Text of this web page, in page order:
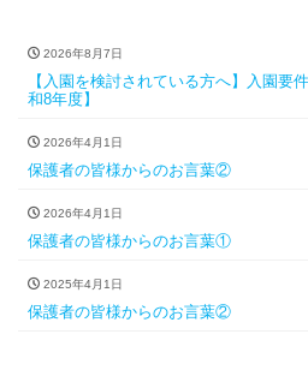
2026年8月7日
【入園を検討されている方へ】入園要
和8年度】
2026年4月1日
保護者の皆様からのお言葉②
2026年4月1日
保護者の皆様からのお言葉①
2025年4月1日
保護者の皆様からのお言葉②